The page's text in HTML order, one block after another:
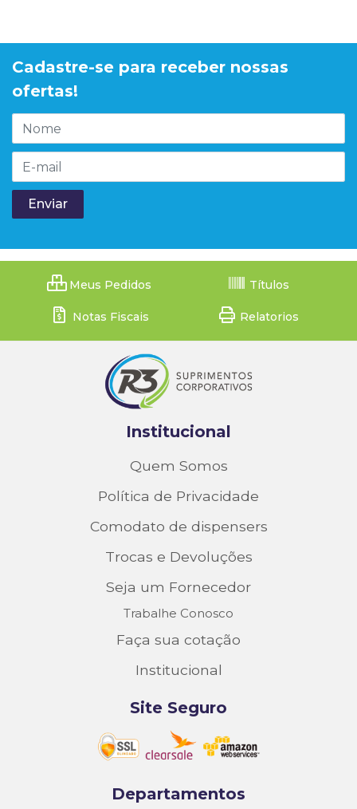
Cadastre-se para receber nossas
ofertas!
Meus Pedidos Títulos
Notas Fiscais Relatorios
Institucional
Quem Somos
Política de Privacidade
Comodato de dispensers
Trocas e Devoluções
Seja um Fornecedor
Trabalhe Conosco
Faça sua cotação
Institucional
Site Seguro
Departamentos